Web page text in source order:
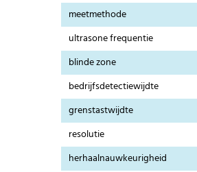
meetmethode
ultrasone frequentie
blinde zone
bedrijfsdetectiewijdte
grenstastwijdte
resolutie
herhaalnauwkeurigheid